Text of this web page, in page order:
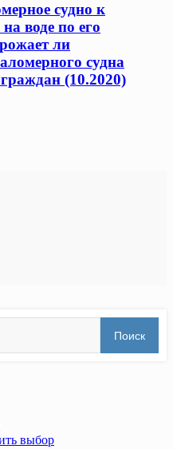
судно к
воде по его
ли
судна
(10.2020)
Поиск
выбор